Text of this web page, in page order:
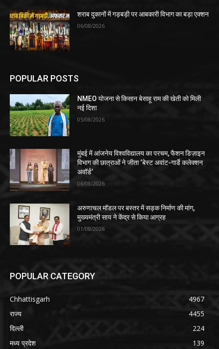
शराब दुकानों में गड़बड़ी पर आबकारी विभाग का बड़ा एक्शन
06/08/2026
POPULAR POSTS
NMEO योजना से किसान बेसाहू राम की खेती को मिली
नई दिशा
05/08/2026
मुंबई में आंजनेय विश्वविद्यालय का परचम, फैशन डिज़ाइन
विभाग की छात्राओं ने जीता ‘बेस्ट अवांट-गार्डे कलेक्शन
अवॉर्ड’
06/08/2026
अरुणाचल मॉडल पर बस्तर में सड़क निर्माण की मांग,
मुख्यमंत्री साय ने केंद्र से किया आग्रह
01/08/2026
POPULAR CATEGORY
Chhattisgarh
4967
राज्य
4455
दिल्ली
224
मध्य प्रदेश
139